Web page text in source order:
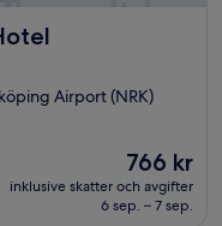
Airport (NRK)
Priset
är
766 kr
766 kr
inklusive skatter och avgifter
6 sep. – 7 sep.